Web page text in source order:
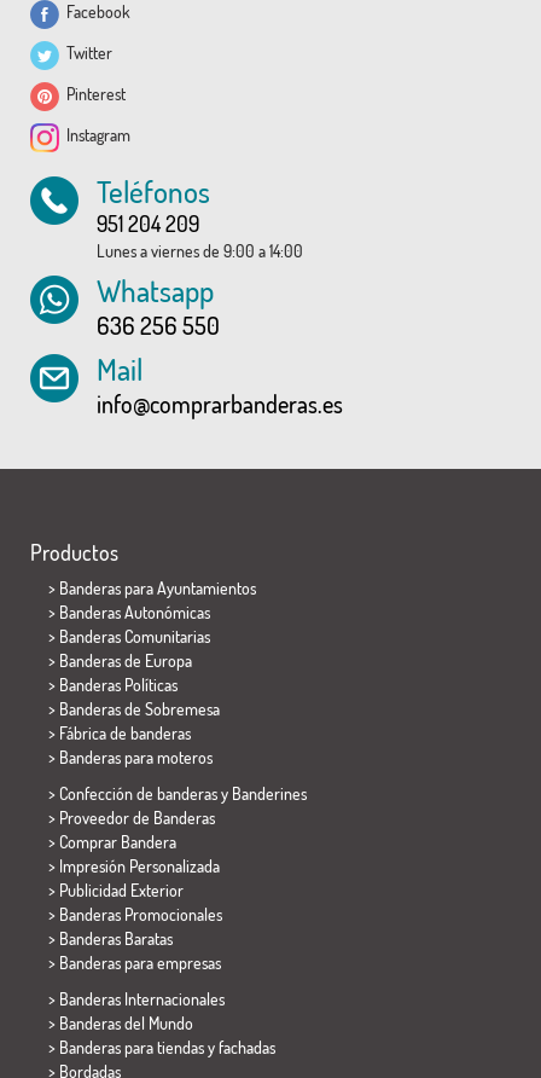
Facebook
Twitter
Pinterest
Instagram
Teléfonos
951 204 209
Lunes a viernes de 9:00 a 14:00
Whatsapp
636 256 550
Mail
info@comprarbanderas.es
Productos
> Banderas para Ayuntamientos
> Banderas Autonómicas
> Banderas Comunitarias
> Banderas de Europa
> Banderas Políticas
> Banderas de Sobremesa
> Fábrica de banderas
> Banderas para moteros
> Confección de banderas y Banderines
> Proveedor de Banderas
> Comprar Bandera
> Impresión Personalizada
> Publicidad Exterior
> Banderas Promocionales
> Banderas Baratas
> Banderas para empresas
> Banderas Internacionales
> Banderas del Mundo
> Banderas para tiendas y fachadas
> Bordadas